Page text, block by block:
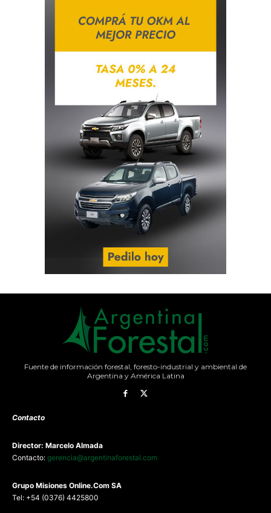
Fuente de información forestal, foresto-industrial y ambiental de
Argentina y América Latina
Contacto
Director: Marcelo Almada
Contacto: gerencia@argentinaforestal.com
Grupo Misiones Online.Com SA
Tel: +54 (0376) 4425800